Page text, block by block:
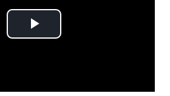
Play